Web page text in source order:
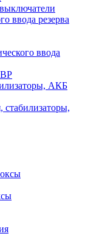
ввода резерва
ввода
АКБ